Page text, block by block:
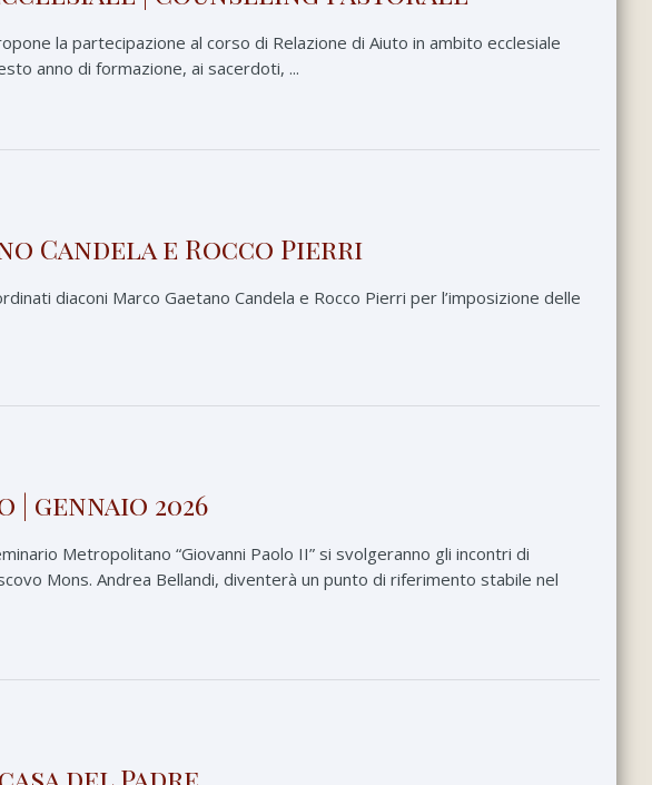
la partecipazione al corso di Relazione di Aiuto in ambito ecclesiale
anno di formazione, ai sacerdoti, ...
Candela e Rocco Pierri
diaconi Marco Gaetano Candela e Rocco Pierri per l’imposizione delle
gennaio 2026
Metropolitano “Giovanni Paolo II” si svolgeranno gli incontri di
Mons. Andrea Bellandi, diventerà un punto di riferimento stabile nel
del Padre